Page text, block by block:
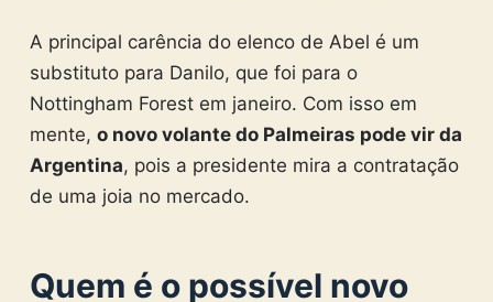
A principal carência do elenco de Abel é um
substituto para Danilo, que foi para o
Nottingham Forest em janeiro. Com isso em
mente, o novo volante do Palmeiras pode vir da
Argentina, pois a presidente mira a contratação
de uma joia no mercado.
Quem é o possível novo